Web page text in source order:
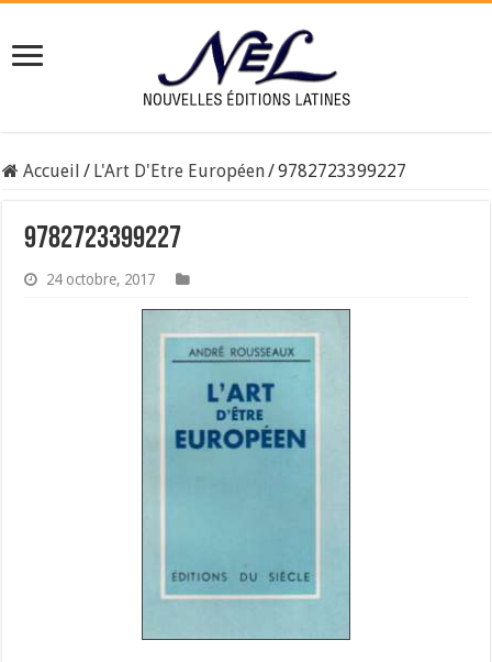
Accueil / L'Art D'Etre Européen/9782723399227
9782723399227
24 octobre, 2017